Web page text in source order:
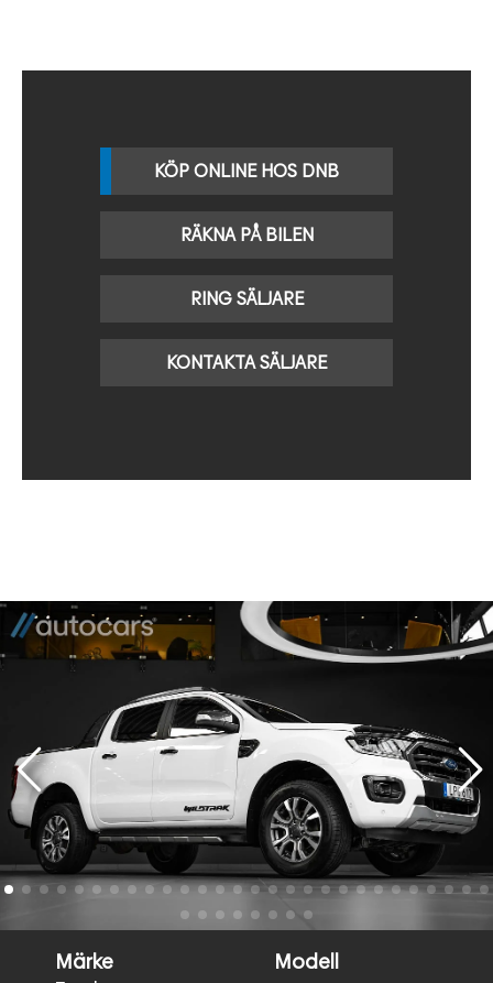
KÖP ONLINE HOS DNB
RÄKNA PÅ BILEN
RING SÄLJARE
KONTAKTA SÄLJARE
Märke
Modell